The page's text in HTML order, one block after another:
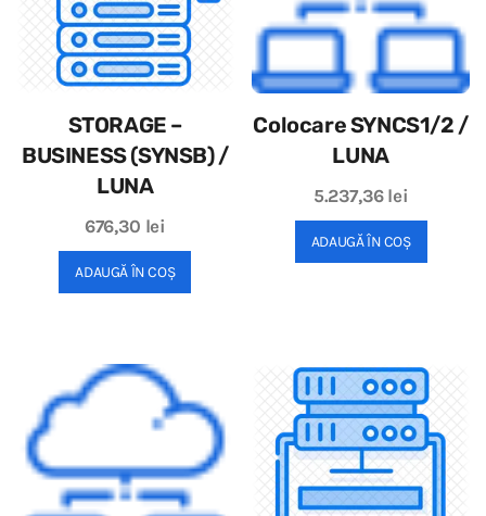
STORAGE –
BUSINESS (SYNSB) /
LUNA
676,30 lei
ADAUGĂ ÎN COȘ
Colocare SYNCS1/2 /
LUNA
5.237,36 lei
ADAUGĂ ÎN COȘ